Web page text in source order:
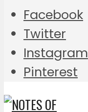
Facebook
Twitter
Instagram
Pinterest